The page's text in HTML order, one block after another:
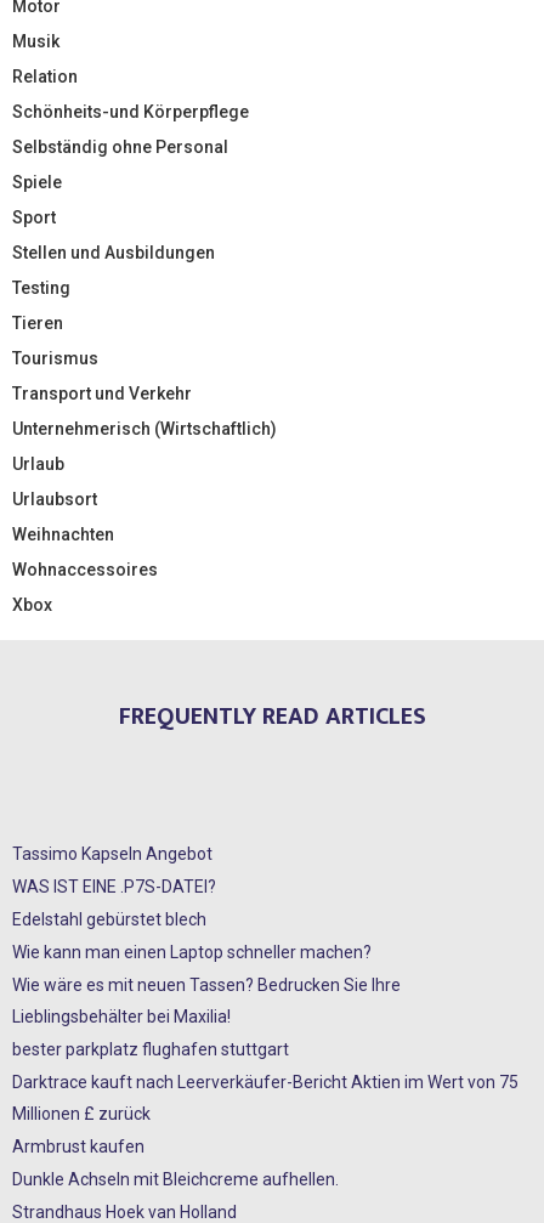
Motor
Musik
Relation
Schönheits-und Körperpflege
Selbständig ohne Personal
Spiele
Sport
Stellen und Ausbildungen
Testing
Tieren
Tourismus
Transport und Verkehr
Unternehmerisch (Wirtschaftlich)
Urlaub
Urlaubsort
Weihnachten
Wohnaccessoires
Xbox
FREQUENTLY READ ARTICLES
Tassimo Kapseln Angebot
WAS IST EINE .P7S-DATEI?
Edelstahl gebürstet blech
Wie kann man einen Laptop schneller machen?
Wie wäre es mit neuen Tassen? Bedrucken Sie Ihre
Lieblingsbehälter bei Maxilia!
bester parkplatz flughafen stuttgart
Darktrace kauft nach Leerverkäufer-Bericht Aktien im Wert von 75
Millionen £ zurück
Armbrust kaufen
Dunkle Achseln mit Bleichcreme aufhellen.
Strandhaus Hoek van Holland